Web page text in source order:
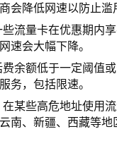
会降低网速以防止滥
些流量卡在优惠期内
速会大幅下降。
费余额低于一定阈值
务，包括限速。
在某些高危地址使用
南、新疆、西藏等地